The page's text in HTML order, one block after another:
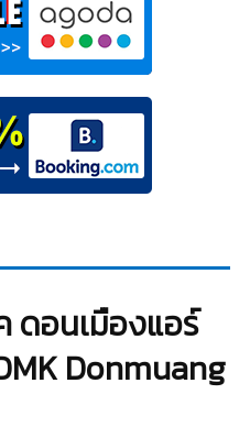
ดอนเมืองแอร์
Donmuang